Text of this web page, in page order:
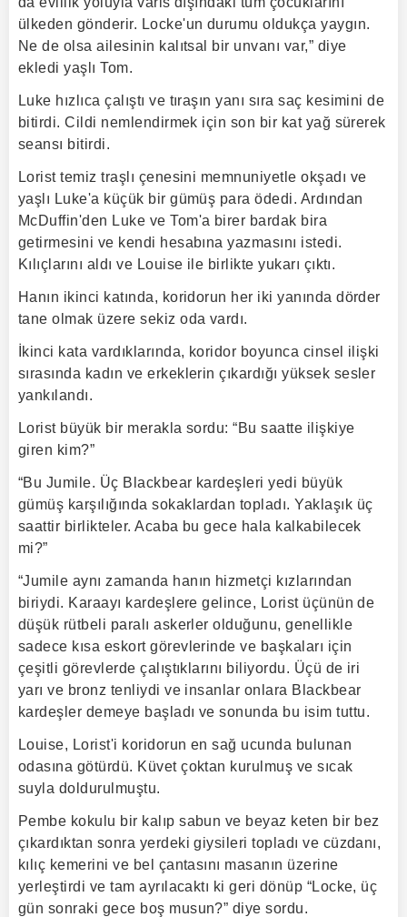
ülkeden gönderir. Locke'un durumu oldukça yaygın.
Ne de olsa ailesinin kalıtsal bir unvanı var,” diye
ekledi yaşlı Tom.
Luke hızlıca çalıştı ve tıraşın yanı sıra saç kesimini de
bitirdi. Cildi nemlendirmek için son bir kat yağ sürerek
seansı bitirdi.
Lorist temiz traşlı çenesini memnuniyetle okşadı ve
yaşlı Luke'a küçük bir gümüş para ödedi. Ardından
McDuffin'den Luke ve Tom'a birer bardak bira
getirmesini ve kendi hesabına yazmasını istedi.
Kılıçlarını aldı ve Louise ile birlikte yukarı çıktı.
Hanın ikinci katında, koridorun her iki yanında dörder
tane olmak üzere sekiz oda vardı.
İkinci kata vardıklarında, koridor boyunca cinsel ilişki
sırasında kadın ve erkeklerin çıkardığı yüksek sesler
yankılandı.
Lorist büyük bir merakla sordu: “Bu saatte ilişkiye
giren kim?”
“Bu Jumile. Üç Blackbear kardeşleri yedi büyük
gümüş karşılığında sokaklardan topladı. Yaklaşık üç
saattir birlikteler. Acaba bu gece hala kalkabilecek
mi?”
“Jumile aynı zamanda hanın hizmetçi kızlarından
biriydi. Karaayı kardeşlere gelince, Lorist üçünün de
düşük rütbeli paralı askerler olduğunu, genellikle
sadece kısa eskort görevlerinde ve başkaları için
çeşitli görevlerde çalıştıklarını biliyordu. Üçü de iri
yarı ve bronz tenliydi ve insanlar onlara Blackbear
kardeşler demeye başladı ve sonunda bu isim tuttu.
Louise, Lorist'i koridorun en sağ ucunda bulunan
odasına götürdü. Küvet çoktan kurulmuş ve sıcak
suyla doldurulmuştu.
Pembe kokulu bir kalıp sabun ve beyaz keten bir bez
çıkardıktan sonra yerdeki giysileri topladı ve cüzdanı,
kılıç kemerini ve bel çantasını masanın üzerine
yerleştirdi ve tam ayrılacaktı ki geri dönüp “Locke, üç
gün sonraki gece boş musun?” diye sordu.